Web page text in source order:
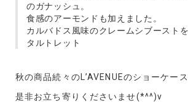
のガナッシュ。
食感のアーモンドも加えました。
カルバドス風味のクレームシブースト
タルトレット
秋の商品続々のL’AVENUEのショーケー
是非お立ち寄りくださいませ(*^^)v